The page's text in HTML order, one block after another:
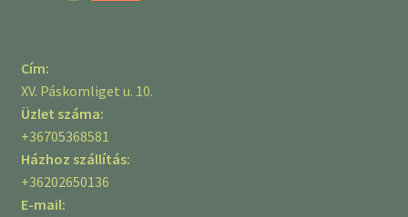
Cím:
XV. Páskomliget u. 10.
Üzlet száma:
+36705368581
Házhoz szállítás:
+36202650136
E-mail: